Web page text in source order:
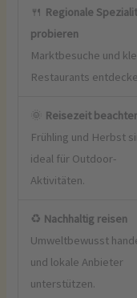
🍴 Regionale
probieren
Marktbesuche und
Restaurants
🌞 Reisezeit
Frühling und Herbst
ideal für Outdoor-
Aktivitäten.
♻️ Nachhaltig reisen
Umweltbewusst
und lokale Anbieter
unterstützen.